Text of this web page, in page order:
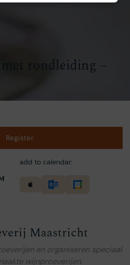
rondleiding –
Register
add to calendar:
Maastricht
en organiseren speciaal
wijnproeverijen.